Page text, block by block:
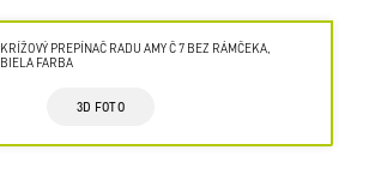
KRÍŽOVÝ PREPÍNAČ RADU AMY Č 7 BEZ RÁMČEKA,
BIELA FARBA
3D FOTO